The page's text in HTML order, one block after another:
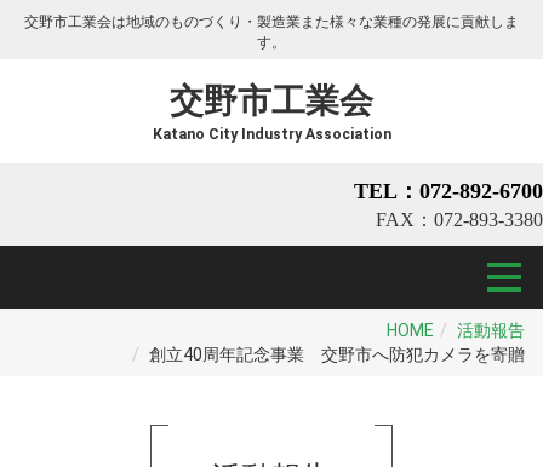
交野市工業会は地域のものづくり・製造業また様々な業種の発展に貢献しま
す。
交野市工業会
Katano City Industry Association
TEL：072-892-6700
FAX：072-893-3380
HOME
活動報告
創立40周年記念事業 交野市へ防犯カメラを寄贈